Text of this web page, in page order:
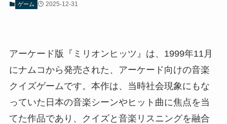
ゲーム 2025-12-31
アーケード版『ミリオンヒッツ』は、1999年11月
にナムコから発売された、アーケード向けの音楽
クイズゲームです。本作は、当時社会現象にもな
っていた日本の音楽シーンやヒット曲に焦点を当
てた作品であり、クイズと音楽リスニングを融合